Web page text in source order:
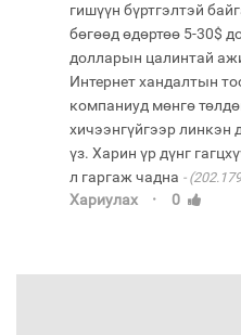
гишүүн бүртгэлтэй
бөгөөд өдөртөө 5-30$
долларын цалинтай
Интернет хандалтын
компаниуд мөнгө
хичээнгүйгээр линкэн
үз. Харин үр дүнг
л гаргаж чадна
Хариулах · 0